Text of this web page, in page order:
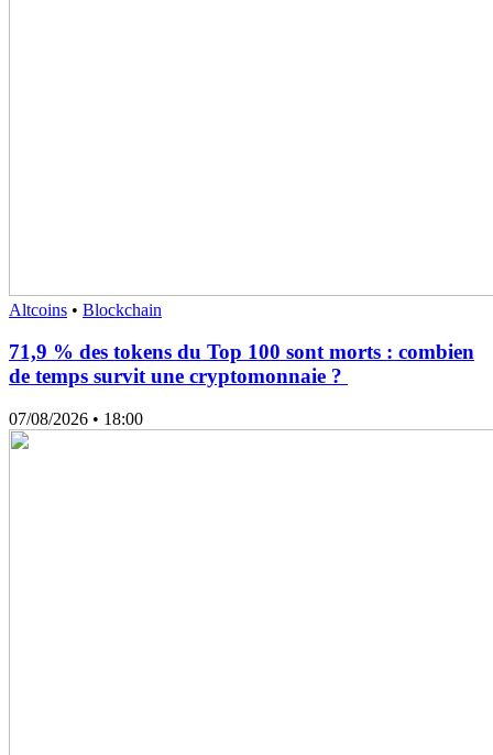
Altcoins • Blockchain
71,9 % des tokens du Top 100 sont morts : combien
de temps survit une cryptomonnaie ?
07/08/2026 • 18:00